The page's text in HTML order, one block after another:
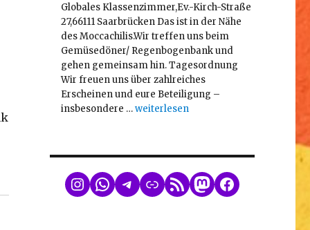
Globales Klassenzimmer,Ev.-Kirch-Straße
27,66111 Saarbrücken Das ist in der Nähe
des Moccachilis.Wir treffen uns beim
Gemüsedöner/ Regenbogenbank und
gehen gemeinsam hin. Tagesordnung
Wir freuen uns über zahlreiches
Erscheinen und eure Beteiligung –
insbesondere …„Mitgliederversammlung am
weiterlesen
WhatsApp
Telegram
LinkRSS FeedMastodon
Facebook